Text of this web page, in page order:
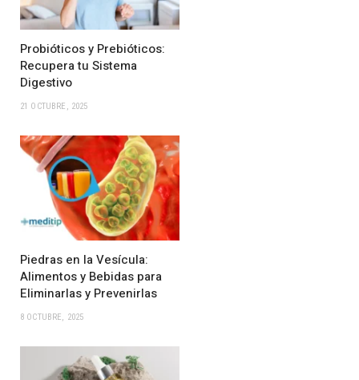
Probióticos y Prebióticos:
Recupera tu Sistema
Digestivo
21 OCTUBRE, 2025
Piedras en la Vesícula:
Alimentos y Bebidas para
Eliminarlas y Prevenirlas
8 OCTUBRE, 2025